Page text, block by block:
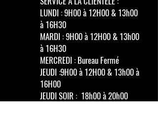
LUNDI : 9H00 à 12H00 & 13h00
à 16H30
MARDI : 9H00à 12H00 & 13h00
à 16H30
MERCREDI : Bureau Fermé
JEUDI :9H00à 12H00 & 13h00à
16H00
JEUDI SOIR : 18h00 à 20h00